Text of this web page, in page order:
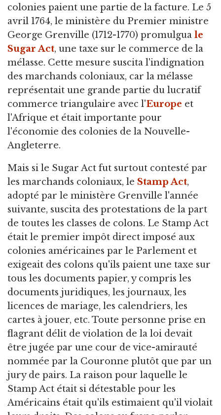
colonies paient une partie de la facture. Le 5
avril 1764, le ministère du Premier ministre
George Grenville (1712-1770) promulgua le
Sugar Act, une taxe sur le commerce de la
mélasse. Cette mesure suscita l'indignation
des marchands coloniaux, car la mélasse
représentait une grande partie du lucratif
commerce triangulaire avec l'Europe et
l'Afrique et était importante pour
l'économie des colonies de la Nouvelle-
Angleterre.
Mais si le Sugar Act fut surtout contesté par
les marchands coloniaux, le Stamp Act,
adopté par le ministère Grenville l'année
suivante, suscita des protestations de la part
de toutes les classes de colons. Le Stamp Act
était le premier impôt direct imposé aux
colonies américaines par le Parlement et
exigeait des colons qu'ils paient une taxe sur
tous les documents papier, y compris les
documents juridiques, les journaux, les
licences de mariage, les calendriers, les
cartes à jouer, etc. Toute personne prise en
flagrant délit de violation de la loi devait
être jugée par une cour de vice-amirauté
nommée par la Couronne plutôt que par un
jury de pairs. La raison pour laquelle le
Stamp Act était si détestable pour les
Américains était qu'ils estimaient qu'il violait